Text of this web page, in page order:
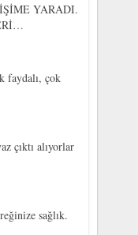
YARADI.
faydalı, çok
çıktı alıyorlar
sağlık.